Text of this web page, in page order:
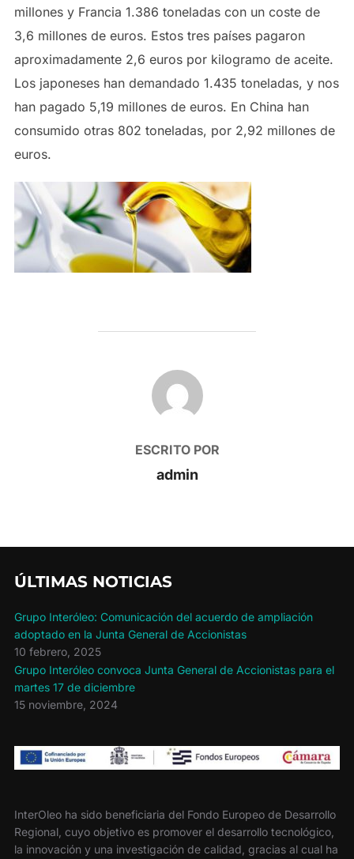
millones y Francia 1.386 toneladas con un coste de
3,6 millones de euros. Estos tres países pagaron
aproximadamente 2,6 euros por kilogramo de aceite.
Los japoneses han demandado 1.435 toneladas, y nos
han pagado 5,19 millones de euros. En China han
consumido otras 802 toneladas, por 2,92 millones de
euros.
AUTOR DE LA PUBLICACIÓN
ESCRITO POR
admin
ÚLTIMAS NOTICIAS
Grupo Interóleo: Comunicación del acuerdo de ampliación
adoptado en la Junta General de Accionistas
10 febrero, 2025
Grupo Interóleo convoca Junta General de Accionistas para el
martes 17 de diciembre
15 noviembre, 2024
InterOleo ha sido beneficiaria del Fondo Europeo de Desarrollo
Regional, cuyo objetivo es promover el desarrollo tecnológico,
la innovación y una investigación de calidad, gracias al cual ha